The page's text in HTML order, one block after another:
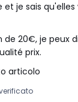
je sais
de 20€, je peux
prix.
articolo